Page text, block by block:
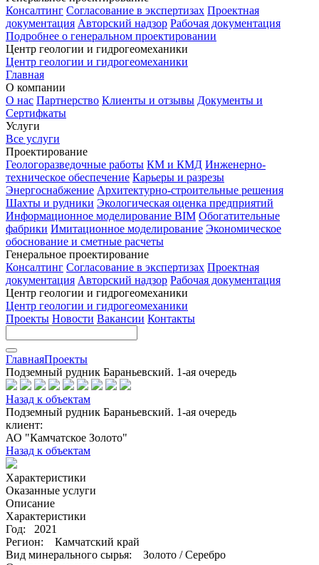
Консалтинг Согласование в экспертизах Проектная
документация Авторский надзор Рабочая документация
Подробнее о генеральном проектировании
Центр геологии и гидрогеомеханики
Центр геологии и гидрогеомеханики
Главная
О компании
О нас Партнерство Клиенты и отзывы Документы и
Сертифкаты
Услуги
Все услуги
Проектирование
Геологоразведочные работы КМ и КМД Инженерно-
техническое обеспечение Карьеры и разрезы
Энергоснабжение Архитектурно-строительные решения
Шахты и рудники Экологическая оценка предприятий
Информационное моделирование BIM Обогатительные
фабрики Имитационное моделирование Экономическое
обоснование и сметные расчеты
Генеральное проектирование
Консалтинг Согласование в экспертизах Проектная
документация Авторский надзор Рабочая документация
Центр геологии и гидрогеомеханики
Центр геологии и гидрогеомеханики
Проекты Новости Вакансии Контакты
ГлавнаяПроекты
Подземный рудник Бараньевский. 1-ая очередь
Назад к объектам
Подземный рудник Бараньевский. 1-ая очередь
клиент:
АО "Камчатское Золото"
Назад к объектам
Характеристики
Оказанные услуги
Описание
Характеристики
Год: 2021
Регион:
Камчатский край
Вид минерального сырья:
Золото / Серебро